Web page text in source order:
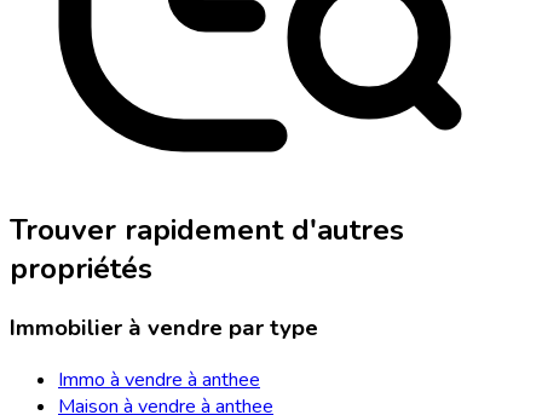
Trouver rapidement d'autres
propriétés
Immobilier à vendre par type
Immo à vendre à anthee
Maison à vendre à anthee